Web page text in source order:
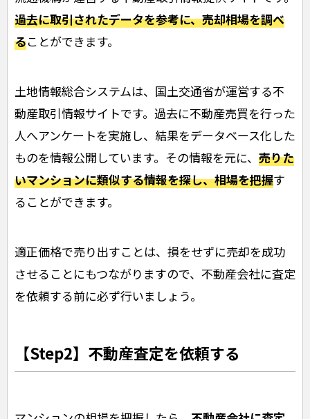
過去に取引されたデータを参考に、売却相場を調べ
ることができます。
土地情報総合システムは、国土交通省が運営する不
動産取引情報サイトです。過去に不動産売買を行った
人へアンケートを実施し、結果をデータベース化した
ものを情報公開しています。その情報を元に、 売りた
いマンションに類似する情報を探し、相場を把握す
ることができます。
適正価格で売り出すことは、損をせずに売却を成功
させることにもつながりますので、不動産会社に査定
を依頼する前に必ず行いましょう。
【Step2】不動産査定を依頼する